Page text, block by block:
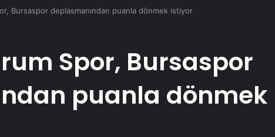
Bursaspor deplasmanından puanla dönmek istiyor
Spor, Bursaspor
puanla dönmek